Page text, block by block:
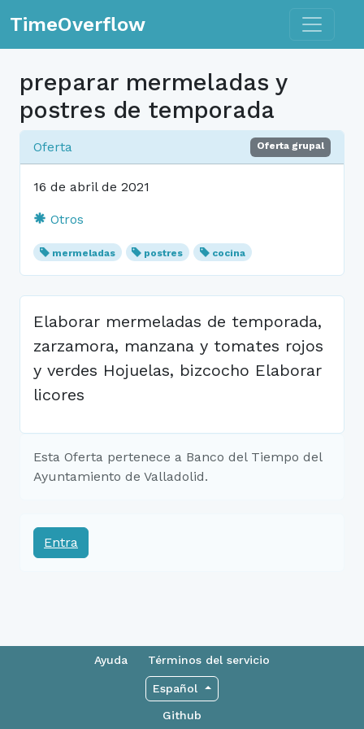
TimeOverflow Toggle
preparar mermeladas y
postres de temporada
Oferta Oferta grupal
16 de abril de 2021
Otros
mermeladas postres cocina
Elaborar mermeladas de temporada,
zarzamora, manzana y tomates rojos
y verdes Hojuelas, bizcocho Elaborar
licores
Esta Oferta pertenece a Banco del Tiempo del
Ayuntamiento de Valladolid.
Entra
Ayuda Términos del servicio
Español
Github